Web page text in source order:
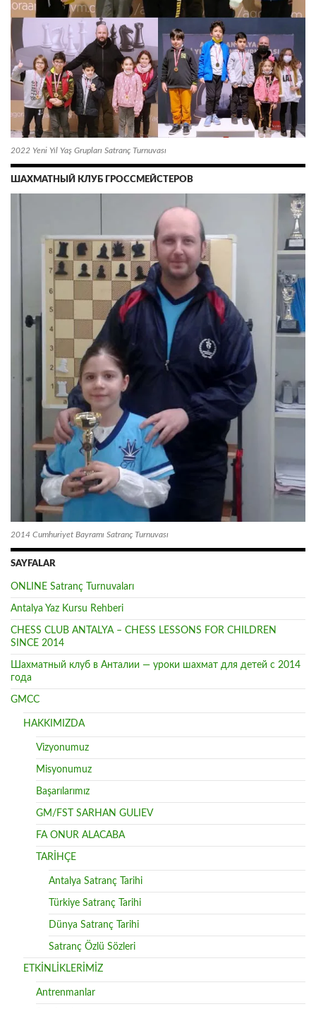
2022 Yeni Yıl Yaş Grupları Satranç Turnuvası
ШАХМАТНЫЙ КЛУБ ГРОССМЕЙСТЕРОВ
2014 Cumhuriyet Bayramı Satranç Turnuvası
SAYFALAR
ONLINE Satranç Turnuvaları
Antalya Yaz Kursu Rehberi
CHESS CLUB ANTALYA – CHESS LESSONS FOR CHILDREN
SINCE 2014
Шахматный клуб в Анталии — уроки шахмат для детей с 2014
года
GMCC
HAKKIMIZDA
Vizyonumuz
Misyonumuz
Başarılarımız
GM/FST SARHAN GULIEV
FA ONUR ALACABA
TARİHÇE
Antalya Satranç Tarihi
Türkiye Satranç Tarihi
Dünya Satranç Tarihi
Satranç Özlü Sözleri
ETKİNLİKLERİMİZ
Antrenmanlar